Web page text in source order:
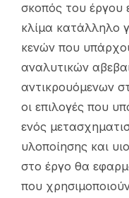
σκοπός του έργου
κλίμα κατάλληλο
κενών που
αναλυτικών
αντικρουόμενων
οι επιλογές που
ενός
υλοποίησης και
στο έργο θα
που